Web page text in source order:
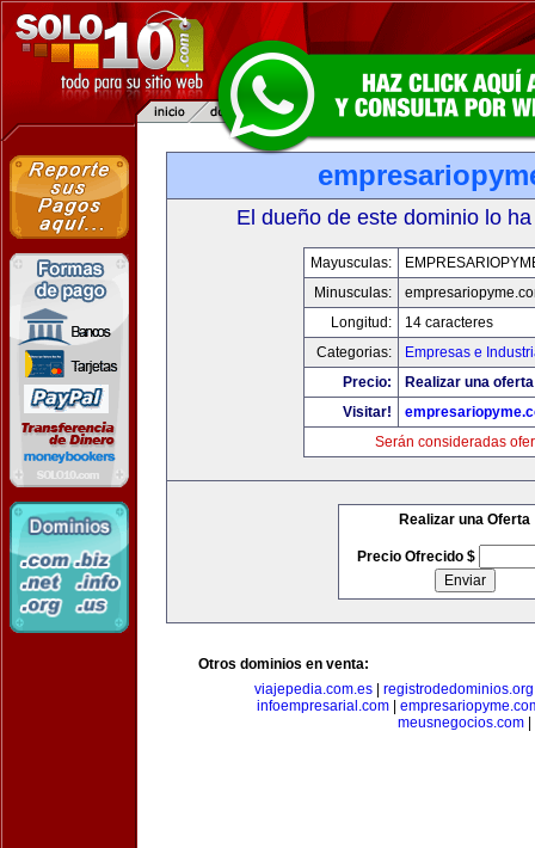
El dueño de este dominio lo
Mayusculas:
Minusculas:
Longitud:
14 caracteres
Categorias:
Empresas e
Precio:
Realizar una
Visitar!
Serán consideradas
Realizar una Oferta
Precio Ofrecido $
Otros dominios en venta:
viajepedia.com.es| registrodedominios.org
infoempresarial.com|
meusnegocios.com